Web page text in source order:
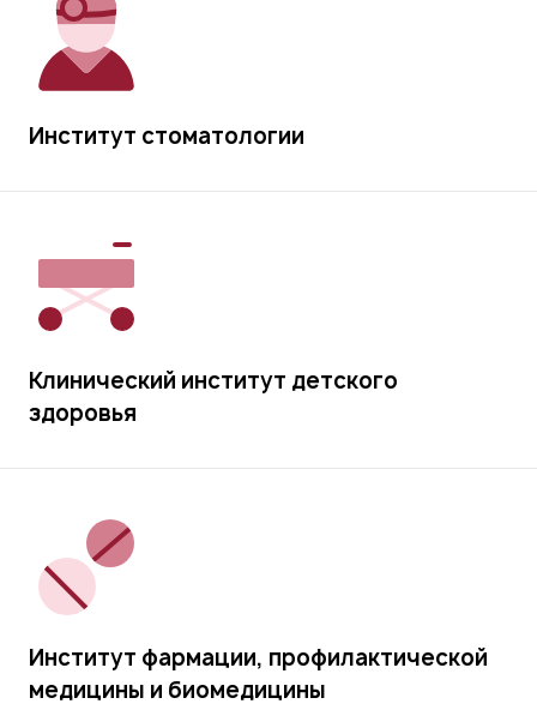
Институт стоматологии
Клинический институт детского
здоровья
Институт фармации, профилактической
медицины и биомедицины